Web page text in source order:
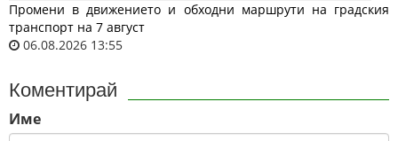
Промени в движението и обходни маршрути на градския
транспорт на 7 август
06.08.2026 13:55
Коментирай
Име